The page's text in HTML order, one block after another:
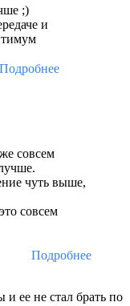
;)
и
Подробнее
совсем
чуть выше,
совсем
Подробнее
и ее не стал брать по